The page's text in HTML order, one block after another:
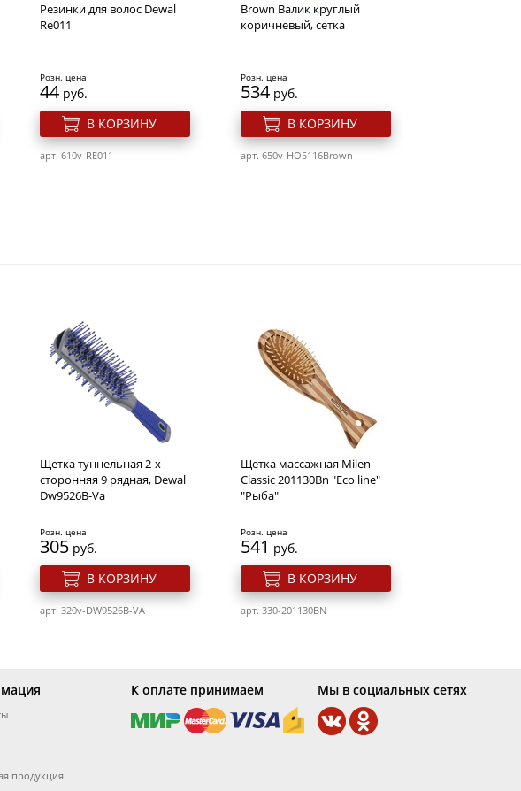
Резинки для волос Dewal
Re011
Розн. цена
44 руб.
В КОРЗИНУ
арт. 610v-RE011
Brown Валик круглый
коричневый, сетка
Розн. цена
534 руб.
В КОРЗИНУ
арт. 650v-HO5116Brown
Валик для прически Dewal,
губка с кнопкой, черный
В КОРЗИНУ
Валик для прически Dewal
Ho-Pc Blond
В КОРЗИНУ
Blond Валик круглый
Валик для волос
Щетка туннельная 2-х
сторонняя 9 рядная, Dewal
Dw9526B-Va
Розн. цена
305 руб.
В КОРЗИНУ
арт. 320v-DW9526B-VA
Щетка массажная Milen
Classic 201130Bn "Eco line"
"Рыба"
Розн. цена
541 руб.
В КОРЗИНУ
арт. 330-201130BN
продукция
К оплате принимаем Мы в социальных сетях